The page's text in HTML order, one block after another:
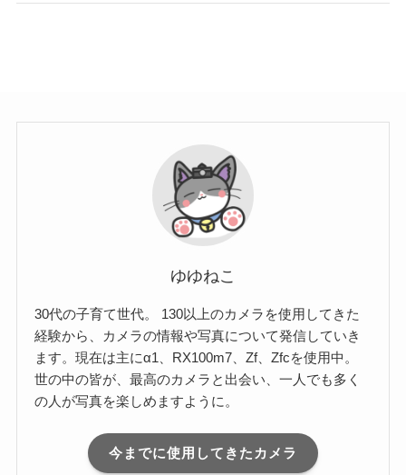
ゆゆねこ
30代の子育て世代。 130以上のカメラを使用してきた
経験から、カメラの情報や写真について発信していき
ます。現在は主にα1、RX100m7、Zf、Zfcを使用中。
世の中の皆が、最高のカメラと出会い、一人でも多く
の人が写真を楽しめますように。
今までに使用してきたカメラ